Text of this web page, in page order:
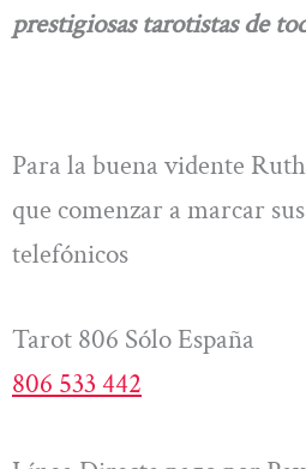
prestigiosas tarotistas de
Para la buena vidente
que comenzar a marcar
telefónicos
Tarot 806 Sólo España
806 533 442